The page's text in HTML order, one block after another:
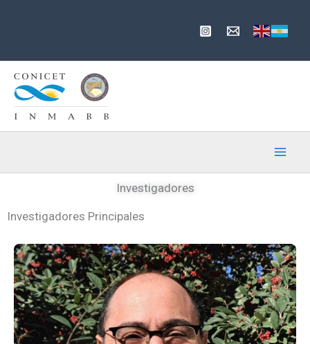
Investigadores
Investigadores Principales